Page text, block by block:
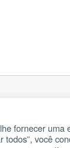
fornecer
todos”, você